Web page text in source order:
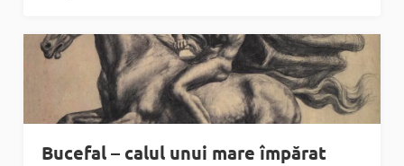
Bucefal – calul unui mare împărat